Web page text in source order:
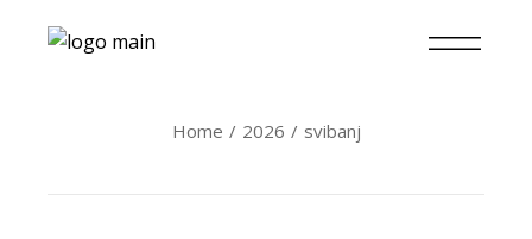
Home 2026 svibanj